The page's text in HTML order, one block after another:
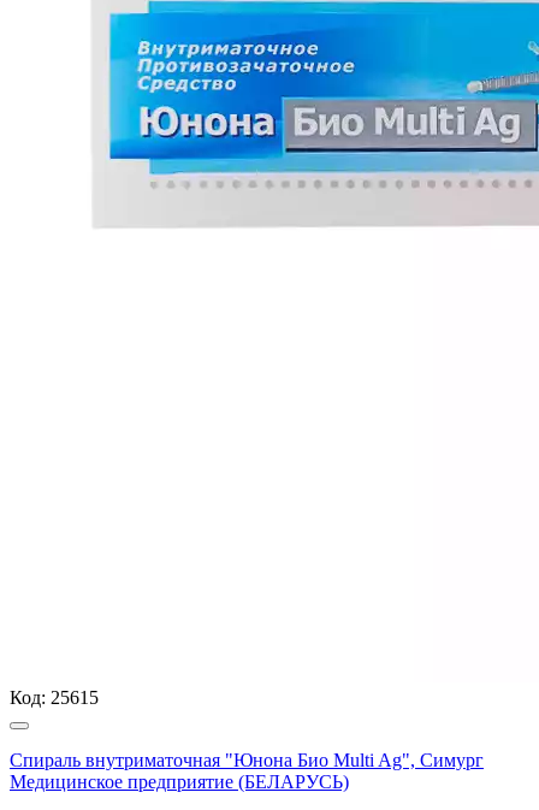
Код: 25615
Спираль внутриматочная "Юнона Био Multi Ag", Симург
Медицинское предприятие (БЕЛАРУСЬ)